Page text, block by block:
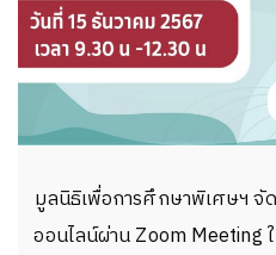
มูลนิธิเพื่อการศึกษาพิเศษฯ จัด
ออนไลน์ผ่าน Zoom Meeting